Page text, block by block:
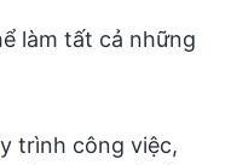
làm tất cả những
trình công việc,